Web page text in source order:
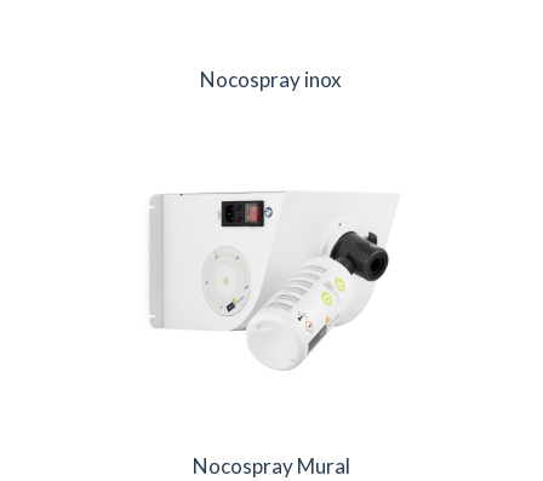
Nocospray inox
Nocospray Mural